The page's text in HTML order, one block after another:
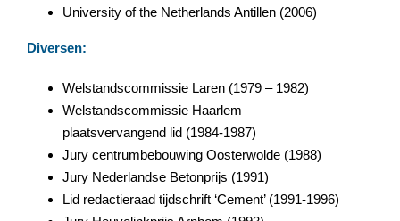
University of the Netherlands Antillen (2006)
Diversen:
Welstandscommissie Laren (1979 – 1982)
Welstandscommissie Haarlem
plaatsvervangend lid (1984-1987)
Jury centrumbebouwing Oosterwolde (1988)
Jury Nederlandse Betonprijs (1991)
Lid redactieraad tijdschrift ‘Cement’ (1991-1996)